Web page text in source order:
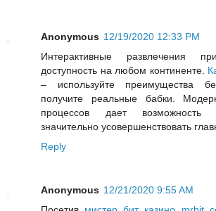
Anonymous 12/19/2020 12:33 PM
Интерактивные развлечения
доступность на любом континенте.
– используйте преимущества
получите реальные бабки.
процессов дает возможность
значительно усовершенствовать
Reply
Anonymous 12/21/2020 9:55 AM